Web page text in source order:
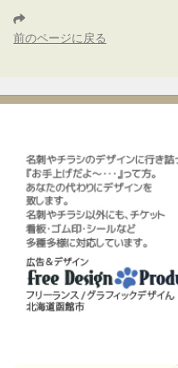
前のページに戻る